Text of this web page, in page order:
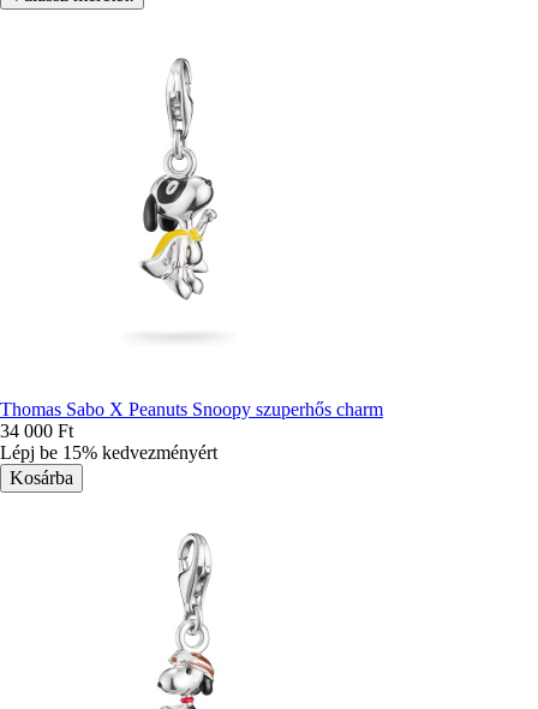
Thomas Sabo X Peanuts Snoopy szuperhős charm
34 000 Ft
Lépj be 15% kedvezményért